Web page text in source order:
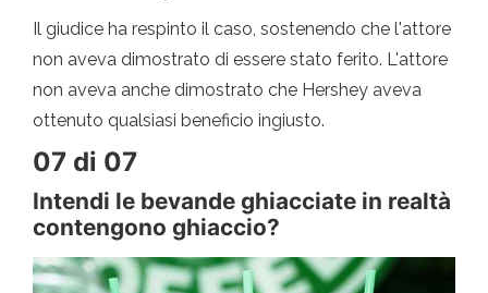
Il giudice ha respinto il caso, sostenendo che l'attore
non aveva dimostrato di essere stato ferito. L'attore
non aveva anche dimostrato che Hershey aveva
ottenuto qualsiasi beneficio ingiusto.
07 di 07
Intendi le bevande ghiacciate in realtà
contengono ghiaccio?